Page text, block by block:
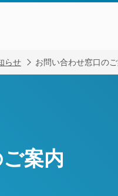
らせ お問い合わせ窓口の
案内